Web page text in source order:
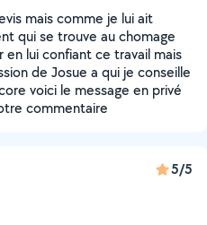
mais comme je lui ait
qui se trouve au chomage
en lui confiant ce travail mais
de Josue a qui je conseille
voici le message en privé
commentaire
5/5